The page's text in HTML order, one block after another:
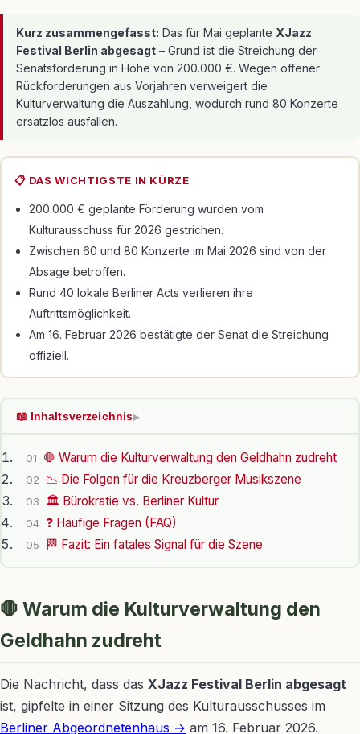
Kurz zusammengefasst: Das für Mai geplante XJazz
Festival Berlin abgesagt – Grund ist die Streichung der
Senatsförderung in Höhe von 200.000 €. Wegen offener
Rückforderungen aus Vorjahren verweigert die
Kulturverwaltung die Auszahlung, wodurch rund 80 Konzerte
ersatzlos ausfallen.
📋 DAS WICHTIGSTE IN KÜRZE
200.000 € geplante Förderung wurden vom
Kulturausschuss für 2026 gestrichen.
Zwischen 60 und 80 Konzerte im Mai 2026 sind von der
Absage betroffen.
Rund 40 lokale Berliner Acts verlieren ihre
Auftrittsmöglichkeit.
Am 16. Februar 2026 bestätigte der Senat die Streichung
offiziell.
📖 Inhaltsverzeichnis▶
01 🛑 Warum die Kulturverwaltung den Geldhahn zudreht
02 📉 Die Folgen für die Kreuzberger Musikszene
03 🏛️ Bürokratie vs. Berliner Kultur
04 ❓ Häufige Fragen (FAQ)
05 🏁 Fazit: Ein fatales Signal für die Szene
🛑 Warum die Kulturverwaltung den
Geldhahn zudreht
Die Nachricht, dass das XJazz Festival Berlin abgesagt
ist, gipfelte in einer Sitzung des Kulturausschusses im
Berliner Abgeordnetenhaus → am 16. Februar 2026.